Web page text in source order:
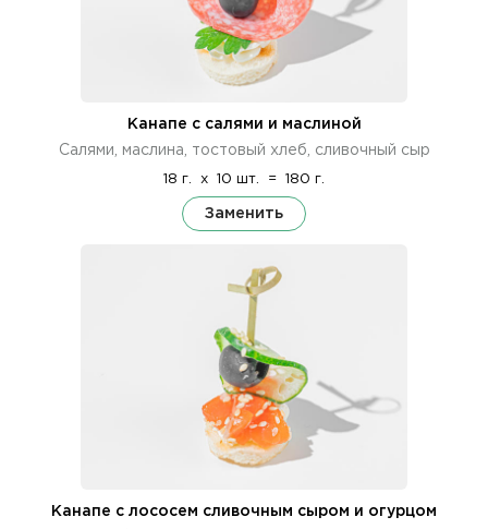
Канапе с салями и маслиной
Салями, маслина, тостовый хлеб, сливочный сыр
18 г. x 10 шт. = 180 г.
Заменить
Канапе с лососем сливочным сыром и огурцом